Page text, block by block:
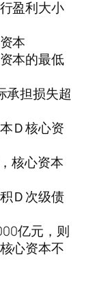
盈利大小
本
本的最低
承担损失超
Ｄ核心资
核心资本
Ｄ次级债
亿元，则
心资本不